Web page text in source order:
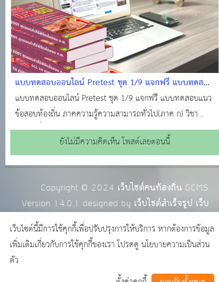
แบบทดสอบออนไลน์ Pretest ชุด 1/9 แจกฟรี แบบทดสอบ
แนวข้อสอบท้องถิ่น ภาคความรู้ความสามารถทั่วไป(ภาค ก)
วิชาความรู้พื้นฐานในการปฏิบัติราชการ (100 ข้อพร้อมใบ
เกียรติบัตร)
แบบทดสอบออนไลน์ Pretest ชุด 1/9 แจกฟรี แบบทดสอบแนว
ข้อสอบท้องถิ่น ภาคความรู้ความสามารถทั่วไป(ภาค ก) วิชา
ความรู้พื้นฐานในการปฏิบัติราชการ (100 ข้อพร้อมใบเกียรติ
ยังไม่มีความคิดเห็น โพสต์เลยตอนนี้
Copyright © 2024 เว็บไซต์คนท้องถิ่นGCMS
Version 14.0.1 designed by เว็บไซต์สำเร็จรูป เว็บ
อบต. เว็บโรงเรียน พร้อมใช้งาน
0.0205วินาที (8quries.)
เว็บไซต์นี้มีการใช้คุกกี้เพื่อปรับปรุงการให้บริการ หากต้องการข้อมูล
เพิ่มเติมเกี่ยวกับการใช้คุกกี้ของเรา โปรดดูนโยบายความเป็นส่วน
ตัว